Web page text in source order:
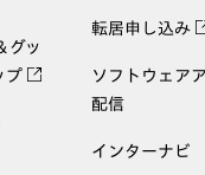
グッ
プ
転居申し込み
ソフトウェア
配信
インターナビ